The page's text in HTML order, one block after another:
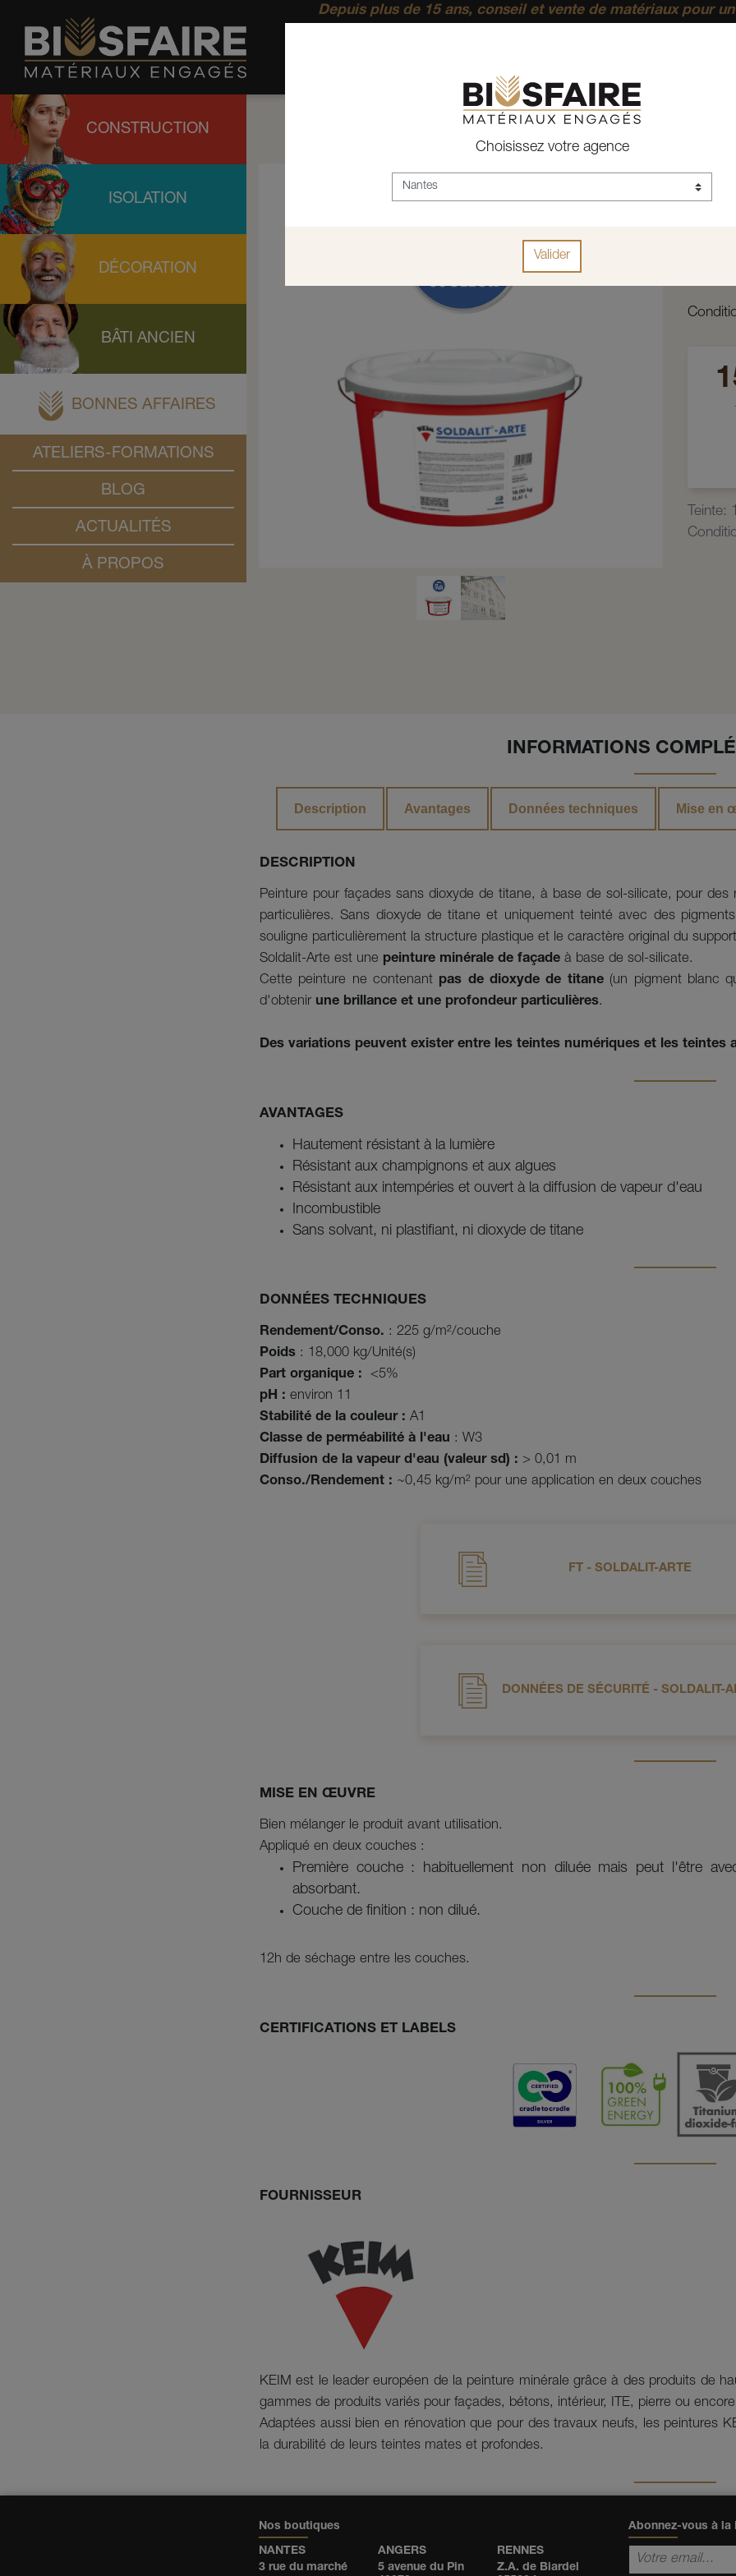
Depuis plus de 15 ans, conseil et vente de matériaux pour
CONSTRUCTION
ISOLATION
DÉCORATION
BÂTI ANCIEN
BONNES AFFAIRES
ATELIERS-FORMATIONS
BLOG
ACTUALITÉS
À PROPOS
Teinte:
INFORMATIONS
Description Avantages Données techniques Mise en
DESCRIPTION
Peinture pour façades sans dioxyde de titane, à base de sol-silicate, pour
particulières. Sans dioxyde de titane et uniquement teinté avec des
souligne particulièrement la structure plastique et le caractère original du
Soldalit-Arte est une peinture minérale de façade à base de sol-silicate.
Cette peinture ne contenant pas de dioxyde de titane(un pigment blanc
d'obtenir une brillance et une profondeur particulières.
Des variations peuvent exister entre les teintes numériques et les teintes
AVANTAGES
Hautement résistant à la lumière
Résistant aux champignons et aux algues
Résistant aux intempéries et ouvert à la diffusion de vapeur d'eau
Incombustible
Sans solvant, ni plastifiant, ni dioxyde de titane
DONNÉES TECHNIQUES
Rendement/Conso. : 225 g/m²/couche
Poids : 18,000 kg/Unité(s)
Part organique :
<5%
pH : environ 11
Stabilité de la couleur : A1
Classe de perméabilité à l'eau : W3
Diffusion de la vapeur d'eau (valeur sd) : > 0,01 m
Conso./Rendement : ~0,45 kg/m² pour une application en deux couches
FT - SOLDALIT-ARTE
DONNÉES DE SÉCURITÉ - SOLDALIT-
MISE EN ŒUVRE
Bien mélanger le produit avant utilisation.
Appliqué en deux couches :
Première couche : habituellement non diluée mais peut l'être
absorbant.
Couche de finition : non dilué.
12h de séchage entre les couches.
CERTIFICATIONS ET LABELS
FOURNISSEUR
KEIM est le leader européen de la peinture minérale grâce à des produits de
gammes de produits variés pour façades, bétons, intérieur, ITE, pierre ou
Adaptées aussi bien en rénovation que pour des travaux neufs, les peintures
la durabilité de leurs teintes mates et profondes.
Nos boutiques
NANTES
3 rue du marché
ANGERS
5 avenue du Pin
RENNES
Z.A. de Biardel
Abonnez-vous à la
Choisissez votre agence
Valider